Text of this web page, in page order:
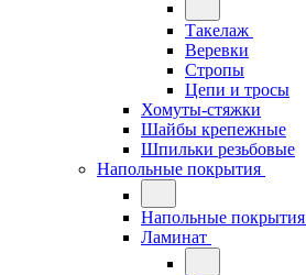
Такелаж
Веревки
Стропы
Цепи и тросы
Хомуты-стяжки
Шайбы крепежные
Шпильки резьбовые
Напольные покрытия
Напольные покрытия
Ламинат